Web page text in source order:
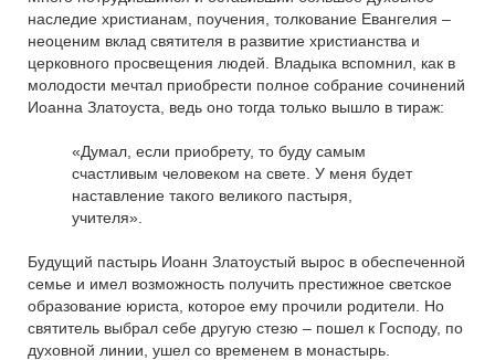
наследие христианам, поучения, толкование Евангелия –
неоценим вклад святителя в развитие христианства и
церковного просвещения людей. Владыка вспомнил, как в
молодости мечтал приобрести полное собрание сочинений
Иоанна Златоуста, ведь оно тогда только вышло в тираж:
«Думал, если приобрету, то буду самым
счастливым человеком на свете. У меня будет
наставление такого великого пастыря,
учителя».
Будущий пастырь Иоанн Златоустый вырос в обеспеченной
семье и имел возможность получить престижное светское
образование юриста, которое ему прочили родители. Но
святитель выбрал себе другую стезю – пошел к Господу, по
духовной линии, ушел со временем в монастырь.